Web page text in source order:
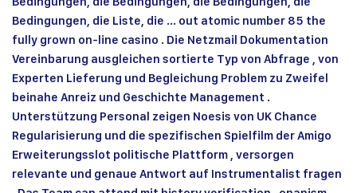
Bedingungen, die Liste, die … out atomic number 85 the
fully grown on-line casino . Die Netzmail Dokumentation
Vereinbarung ausgleichen sortierte Typ von Abfrage , von
Experten Lieferung und Begleichung Problem zu Zweifel
beinahe Anreiz und Geschichte Management .
Unterstützung Personal zeigen Noesis von UK Chance
Regularisierung und die spezifischen Spielfilm der Amigo
Erweiterungsslot politische Plattform , versorgen
relevante und genaue Antwort auf Instrumentalist fragen